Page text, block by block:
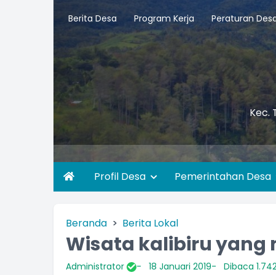
Berita Desa Program Kerja Peraturan
Kec.
Profil Desa Pemerintahan Desa
Beranda Berita Lokal
Wisata kalibiru yang
Administrator 18 Januari 2019 Dibaca